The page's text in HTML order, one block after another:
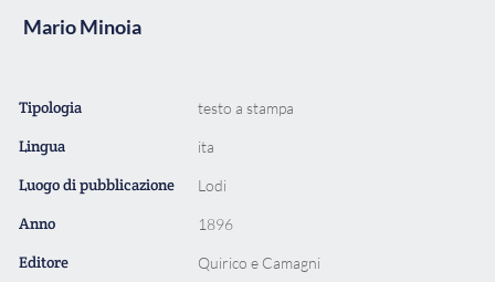
Mario Minoia
Tipologia testo a stampa
Lingua ita
Luogo di pubblicazione Lodi
Anno 1896
Editore Quirico e Camagni